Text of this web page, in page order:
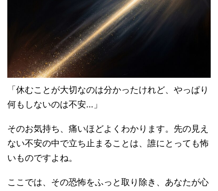
「休むことが大切なのは分かったけれど、やっぱり
何もしないのは不安…」
そのお気持ち、痛いほどよくわかります。先の見え
ない不安の中で立ち止まることは、誰にとっても怖
いものですよね。
ここでは、その恐怖をふっと取り除き、あなたが心